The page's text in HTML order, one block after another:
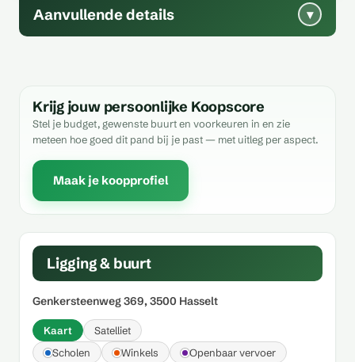
Aanvullende details ▾
Krijg jouw persoonlijke Koopscore
Stel je budget, gewenste buurt en voorkeuren in en zie
meteen hoe goed dit pand bij je past — met uitleg per aspect.
Maak je koopprofiel
Ligging & buurt
Genkersteenweg 369, 3500 Hasselt
Kaart
Satelliet
Scholen
Winkels Openbaar vervoer